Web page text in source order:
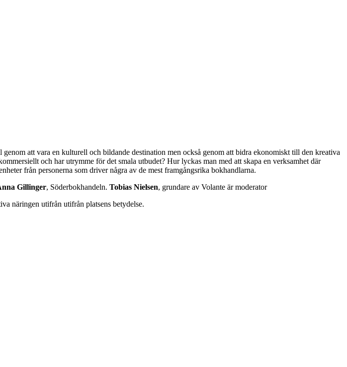
att vara en kulturell och bildande destination men också genom att bidra ekonomiskt till den kreativa
och har utrymme för det smala utbudet? Hur lyckas man med att skapa en verksamhet där
från personerna som driver några av de mest framgångsrika bokhandlarna.
Gillinger, Söderbokhandeln. Tobias Nielsen, grundare av Volante är moderator
näringen utifrån utifrån platsens betydelse.